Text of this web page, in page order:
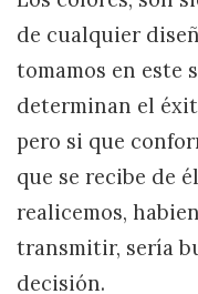
de cualquier
tomamos en este
determinan el
pero si que
que se recibe de
realicemos,
transmitir, sería
decisión.